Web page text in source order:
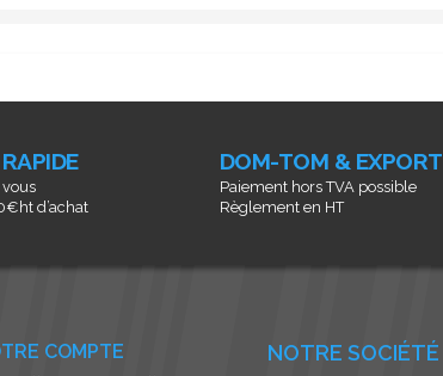
d’achat
DOM-TOM & EXPORT
Paiement hors TVA possible
Règlement en HT
NOTRE SOCIÉTÉ
COMPTE